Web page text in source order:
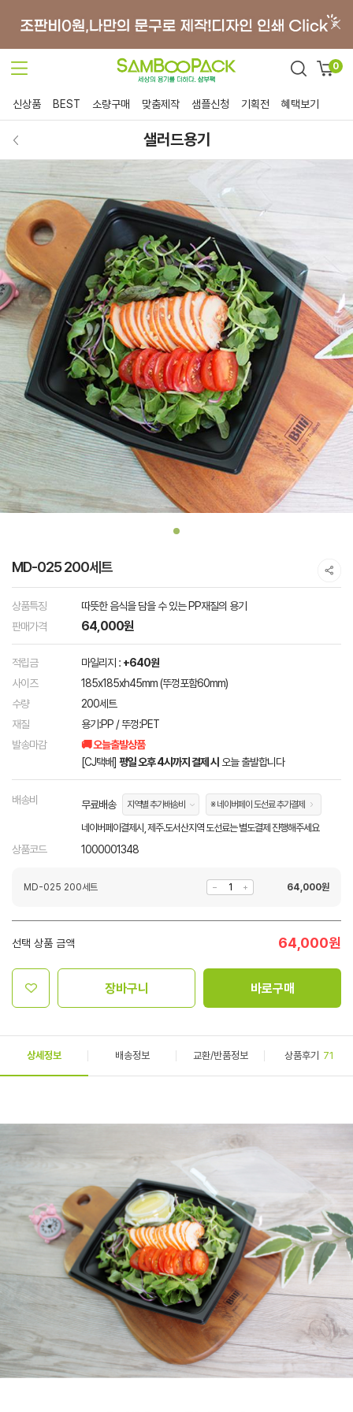
0
신상품 BEST 소량구매 맞춤제작 샘플신청 기획전 혜택보기
샐러드용기
MD-025 200세트
상품특징
따뜻한 음식을 담을 수 있는 PP재질의 용기
판매가격
64,000원
적립금 마일리지 : +640원
사이즈
185x185xh45mm (뚜껑포함60mm)
수량
200세트
재질
용기:PP / 뚜껑:PET
발송마감
🚚 오늘출발상품
[CJ택배] 평일 오후 4시까지 결제 시 오늘 출발합니다
배송비 무료배송 지역별 추가배송비 ※ 네이버페이 도선료 추가결제
네이버페이결제시, 제주.도서산지역 도선료는 별도결제 진행해주세요
상품코드 1000001348
MD-025 200세트 64,000원
선택 상품 금액 64,000원
장바구니 바로구매
상세정보 배송정보 교환/반품정보 상품후기 71